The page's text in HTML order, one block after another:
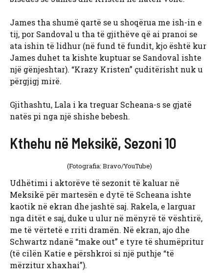
James tha shumë qartë se u shoqërua me ish-in e
tij, por Sandoval u tha të gjithëve që ai pranoi se
ata ishin të lidhur (në fund të fundit, kjo është kur
James duhet ta kishte kuptuar se Sandoval ishte
një gënjeshtar). “Krazy Kristen” çuditërisht nuk u
përgjigj mirë.
Gjithashtu, Lala i ka treguar Scheana-s se gjatë
natës pi nga një shishe bebesh.
Kthehu në Meksikë, Sezoni 10
(Fotografia: Bravo/YouTube)
Udhëtimi i aktorëve të sezonit të kaluar në
Meksikë për martesën e dytë të Scheana ishte
kaotik në ekran dhe jashtë saj. Rakela, e larguar
nga ditët e saj, duke u ulur në mënyrë të vështirë,
me të vërtetë e rriti dramën. Në ekran, ajo dhe
Schwartz ndanë “make out” e tyre të shumëpritur
(të cilën Katie e përshkroi si një puthje “të
mërzitur xhaxhai”).